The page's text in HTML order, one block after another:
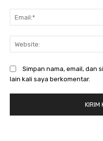
Simpan nama, email, dan
lain kali saya berkomentar.